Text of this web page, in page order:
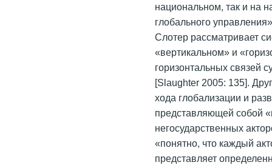
национальном, так и на
глобального
Слотер рассматривает
«вертикальном» и
горизонтальных связей
[Slaughter 2005: 135].
хода глобализации и
представляющей собой
негосударственных
«понятно, что каждый
представляет